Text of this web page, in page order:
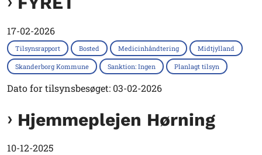
17-02-2026
Tilsynsrapport Bosted Medicinhåndtering Midtjylland
Skanderborg Kommune Sanktion: Ingen Planlagt tilsyn
Dato for tilsynsbesøget: 03-02-2026
Hjemmeplejen Hørning
10-12-2025